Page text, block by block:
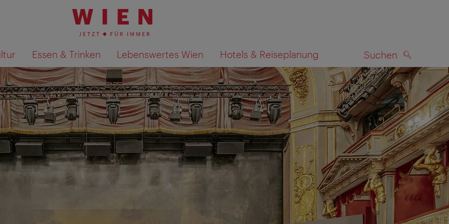
Essen & Trinken Lebenswertes Wien Hotels & Reiseplanung Suchen
Suchergebnisse auf Karte anzeigen SUCHEN